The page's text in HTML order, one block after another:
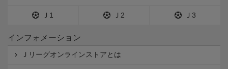
Ｊ1 Ｊ2 Ｊ3
インフォメーション
Ｊリーグオンラインストアとは